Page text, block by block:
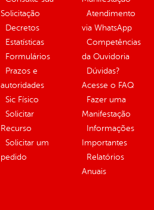
Solicitação
Decretos
Estatísticas
Formulários
Prazos e
autoridades
Sic Físico
Solicitar
Recurso
Solicitar um
pedido
Atendimento
via WhatsApp
Competências
da Ouvidoria
Dúvidas?
Acesse o FAQ
Fazer uma
Manifestação
Informações
Importantes
Relatórios
Anuais